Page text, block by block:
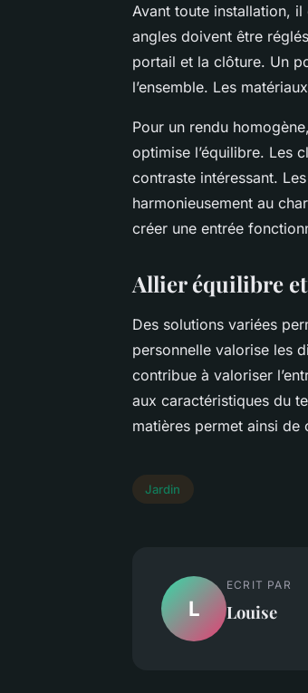
Avant toute installation,
angles doivent être
portail et la clôture. Un
l’ensemble. Les
Pour un rendu
optimise l’équilibre. Les
contraste intéressant.
harmonieusement au
créer une entrée
Allier équilibre
Des solutions variées
personnelle valorise les
contribue à valoriser
aux caractéristiques du
matières permet ainsi
Jardin
L
ECRIT PAR
Louise